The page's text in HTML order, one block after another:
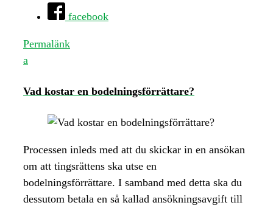
facebook
Permalänk
a
Vad kostar en bodelningsförrättare?
Processen inleds med att du skickar in en ansökan
om att tingsrättens ska utse en
bodelningsförrättare. I samband med detta ska du
dessutom betala en så kallad ansökningsavgift till